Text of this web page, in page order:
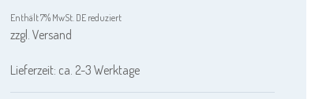
Enthält 7% MwSt. DE reduziert
zzgl.Versand
Lieferzeit: ca. 2-3 Werktage